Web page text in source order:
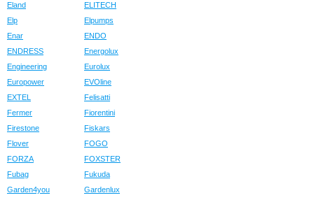
Eland
ELITECH
Elp
Elpumps
Enar
ENDO
ENDRESS
Energolux
Engineering
Eurolux
Europower
EVOline
EXTEL
Felisatti
Fermer
Fiorentini
Firestone
Fiskars
Flover
FOGO
FORZA
FOXSTER
Fubag
Fukuda
Garden4you
Gardenlux